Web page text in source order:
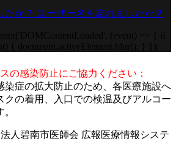
たか？ ユーザー名を忘れましたか？
の感染防止にご協力ください：
染症の拡大防止のため、各医療施設へ
クの着用、入口での検温及びアルコー
人碧南市医師会 広報医療情報システ